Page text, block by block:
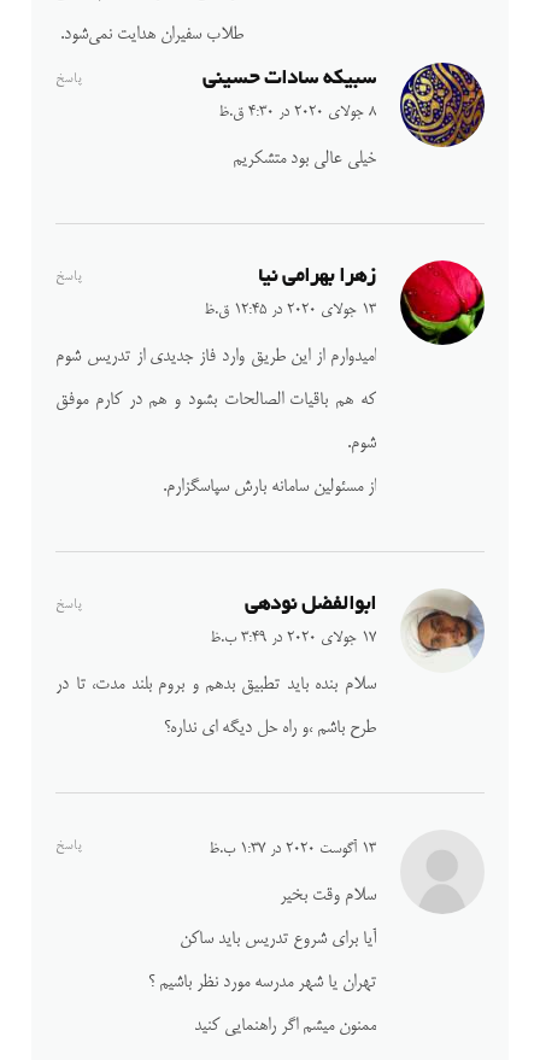
طلاب سفیران هدایت نمی‌شود.
سبیکه سادات حسینی
8 جولای 2020 در 4:30 ق.ظ
پاسخ
خیلی عالی بود متشکریم
زهرا بهرامی نیا
13 جولای 2020 در 12:45 ق.ظ
پاسخ
امیدوارم از این طریق وارد فاز جدیدی از تدریس شوم
که هم باقیات الصالحات بشود و هم در کارم موفق
شوم.
از مسئولین سامانه بارش سپاسگزارم.
ابوالفضل نودهی
17 جولای 2020 در 3:49 ب.ظ
پاسخ
سلام بنده باید تطبیق بدهم و بروم بلند مدت، تا در
طرح باشم ،و راه حل دیگه ای نداره؟
13 آگوست 2020 در 1:37 ب.ظ پاسخ
سلام وقت بخیر
آیا برای شروع تدریس باید ساکن
تهران یا شهر مدرسه مورد نظر باشیم ؟
ممنون میشم اگر راهنمایی کنید